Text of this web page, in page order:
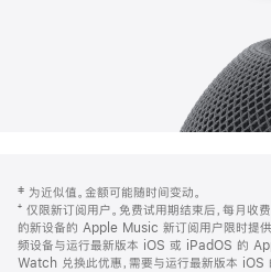
页
页
脚
注
‡ 为近似值。金额可能随时间变动。
⁺ 仅限新订阅用户。免费试用期结束后，每月收
的新设备的 Apple Music 新订阅用户限时提供
频设备与运行最新版本 iOS 或 iPadOS 的
Watch 兑换此优惠，需要与运行最新版本 iOS